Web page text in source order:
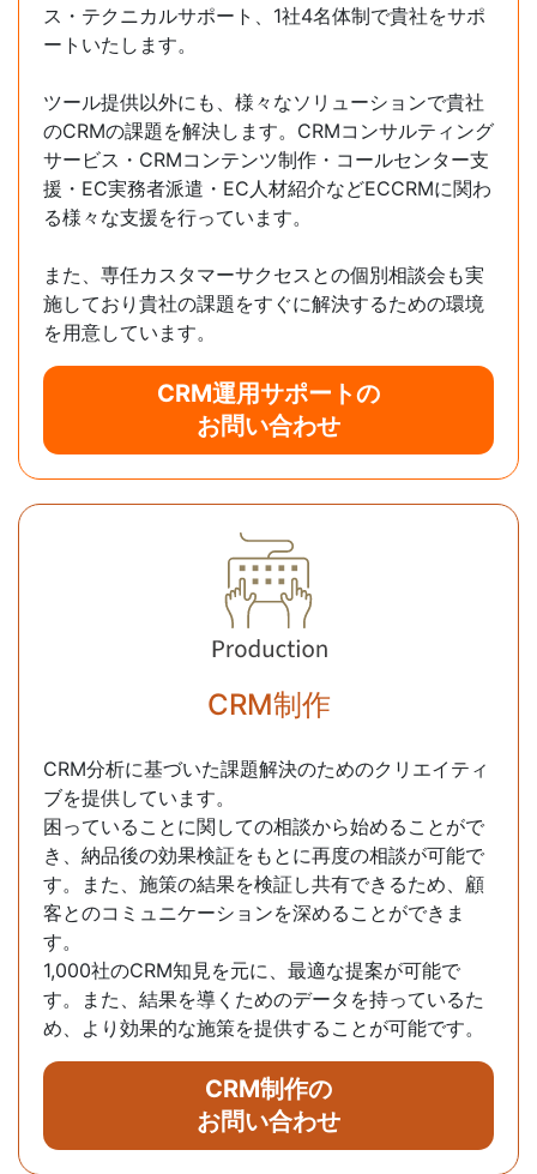
ス・テクニカルサポート、1社4名体制で貴社をサポ
ートいたします。
ツール提供以外にも、様々なソリューションで貴社
のCRMの課題を解決します。CRMコンサルティング
サービス・CRMコンテンツ制作・コールセンター支
援・EC実務者派遣・EC人材紹介などECCRMに関わ
る様々な支援を行っています。
また、専任カスタマーサクセスとの個別相談会も実
施しており貴社の課題をすぐに解決するための環境
を用意しています。
CRM運用サポートの
お問い合わせ
CRM制作
CRM分析に基づいた課題解決のためのクリエイティ
ブを提供しています。
困っていることに関しての相談から始めることがで
き、納品後の効果検証をもとに再度の相談が可能で
す。また、施策の結果を検証し共有できるため、顧
客とのコミュニケーションを深めることができま
す。
1,000社のCRM知見を元に、最適な提案が可能で
す。また、結果を導くためのデータを持っているた
め、より効果的な施策を提供することが可能です。
CRM制作の
お問い合わせ